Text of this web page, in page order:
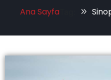
Ana SayfaTag: